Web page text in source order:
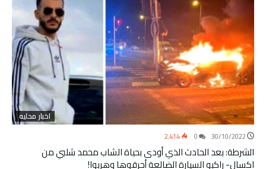
اخبار محليه
30/10/2022 2٬414
الشرطة: بعد الحادث الذي أودى بحياة الشاب محمد شلبي من
اكسال- راكبو السيارة الضالعة أحرقوها وهربوا!